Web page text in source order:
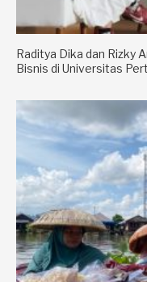
Raditya Dika dan Rizky
Bisnis di Universitas